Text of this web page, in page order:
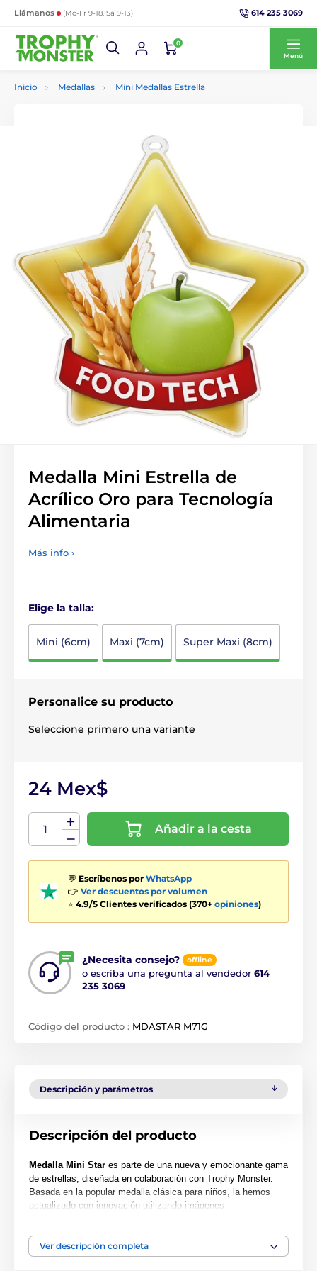
Llámanos (Mo-Fr 9-18, Sa 9-13) 614 235 3069
0
Menú
Inicio Medallas Mini Medallas Estrella
Medalla Mini Estrella de
Acrílico Oro para Tecnología
Alimentaria
Más info ›
Elige la talla:
Mini (6cm) Maxi (7cm) Super Maxi (8cm)
Personalice su producto
Seleccione primero una variante
24 Mex$
Añadir a la cesta
💬 Escríbenos por WhatsApp
👉 Ver descuentos por volumen
⭐ 4.9/5 Clientes verificados (370+ opiniones)
¿Necesita consejo? offline
o escriba una pregunta al vendedor 614
235 3069
Código del producto : MDASTAR M71G
Descripción y parámetros
Descripción del producto
Medalla Mini Star es parte de una nueva y emocionante gama
de estrellas, diseñada en colaboración con Trophy Monster.
Basada en la popular medalla clásica para niños, la hemos
actualizado con innovación utilizando imágenes
Cortada en una forma especial, esta medalla presenta una
Ver descripción completa